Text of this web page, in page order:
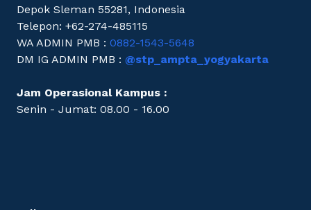
Depok Sleman 55281, Indonesia
Telepon: +62-274-485115
WA ADMIN PMB : 0882-1543-5648
DM IG ADMIN PMB : @stp_ampta_yogyakarta
Jam Operasional Kampus :
Senin - Jumat: 08.00 - 16.00